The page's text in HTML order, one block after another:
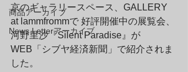
商品アーカイブ
News Letterアーカイブ
京のギャラリースペース、GALLERY
at lammfrommで 好評開催中の展覧会、
河野里沙『Silent Paradise』が
WEB「シブヤ経済新聞」で紹介されま
した。